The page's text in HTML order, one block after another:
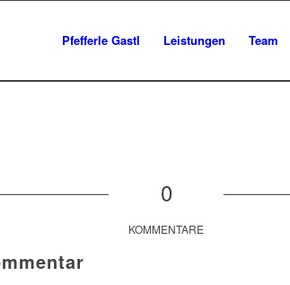
Pfefferle Gastl Leistungen Team
0
KOMMENTARE